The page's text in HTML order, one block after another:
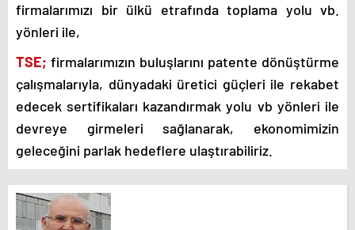
firmalarımızı bir ülkü etrafında toplama yolu vb.
yönleri ile,
TSE; firmalarımızın buluşlarını patente dönüştürme
çalışmalarıyla, dünyadaki üretici güçleri ile rekabet
edecek sertifikaları kazandırmak yolu vb yönleri ile
devreye girmeleri sağlanarak, ekonomimizin
geleceğini parlak hedeflere ulaştırabiliriz.